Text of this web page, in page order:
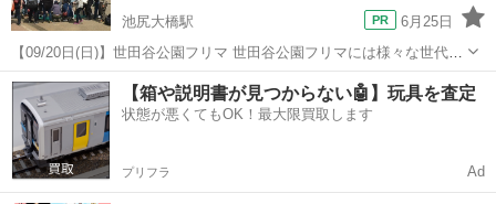
池尻大橋駅
6月25日
【09/20日(日)】世田谷公園フリマ 世田谷公園フリマには様々な世代の
人が訪れますが、特に20代から40代の客層が目立ちます。世田谷区近
隣の方を中心に比較的女性や家族連れが多い傾向。 出品されているモ
ノは比較的状態の...
東京 世田谷区 池尻大橋駅 フリーマーケット
【箱や説明書が見つからない🤖】玩具を査定
状態が悪くてもOK！最大限買取します
プリフラ Ad